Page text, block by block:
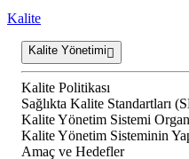
Kalite
Kalite Yönetimi
Kalite Politikası
Sağlıkta Kalite Standartları
Kalite Yönetim Sistemi
Kalite Yönetim Sisteminin
Amaç ve Hedefler